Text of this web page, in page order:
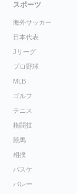
スポーツ
海外サッカー
日本代表
Jリーグ
プロ野球
MLB
ゴルフ
テニス
格闘技
競馬
相撲
バスケ
バレー